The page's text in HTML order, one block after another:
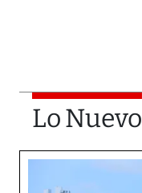
Lo Nuevo